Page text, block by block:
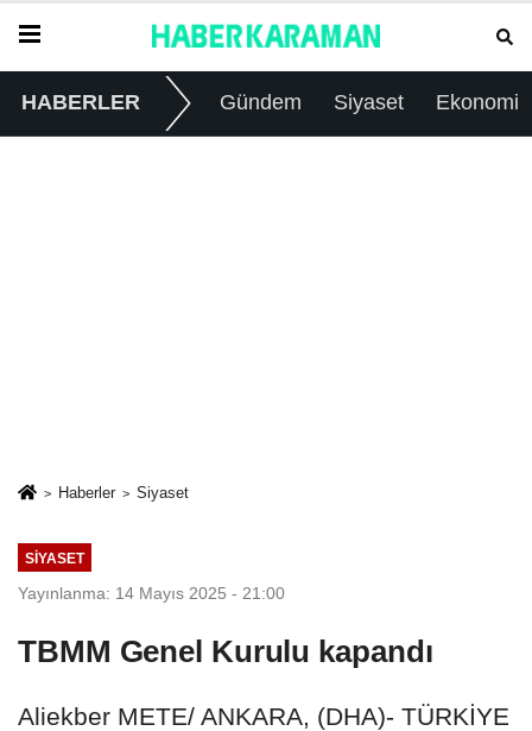
HABERLER Gündem Siyaset Ekonomi
Haberler Siyaset
SIYASET
Yayınlanma: 14 Mayıs 2025 - 21:00
TBMM Genel Kurulu kapandı
Aliekber METE/ ANKARA, (DHA)- TÜRKİYE